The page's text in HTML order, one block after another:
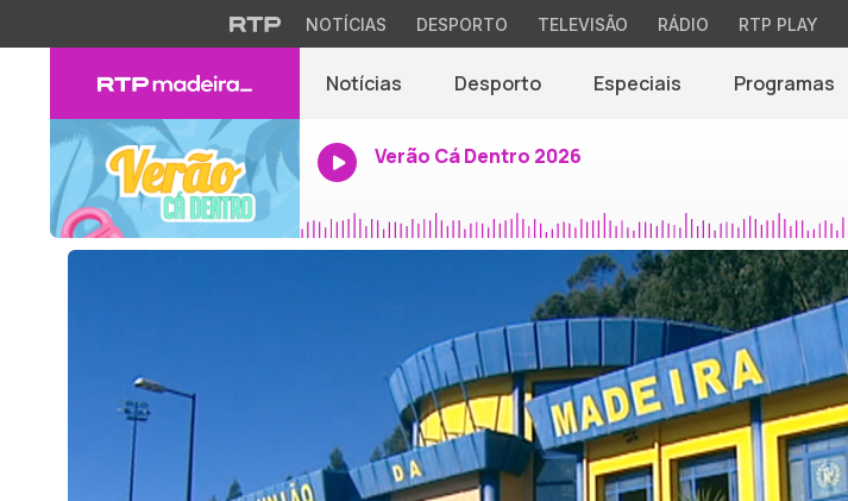
NOTÍCIAS DESPORTO TELEVISÃO RÁDIO RTP PLAY
Notícias Desporto Especiais Programas
Verão Cá Dentro 2026